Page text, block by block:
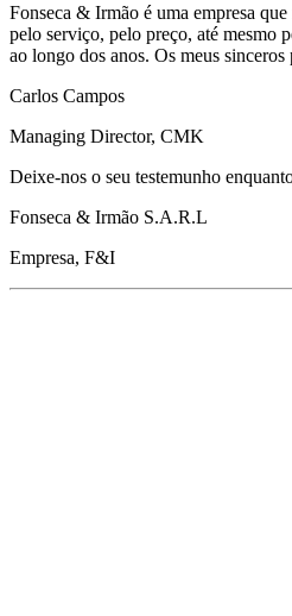
Fonseca & Irmão é uma empresa
pelo serviço, pelo preço, até mesmo
ao longo dos anos. Os meus sinceros
Carlos Campos
Managing Director, CMK
Deixe-nos o seu testemunho
Fonseca & Irmão S.A.R.L
Empresa, F&I